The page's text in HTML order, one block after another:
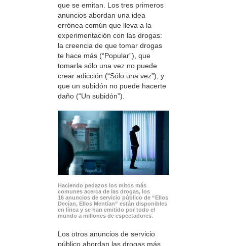
que se emitan. Los tres primeros
anuncios abordan una idea
errónea común que lleva a la
experimentación con las drogas:
la creencia de que tomar drogas
te hace más (“Popular”), que
tomarla sólo una vez no puede
crear adicción (“Sólo una vez”), y
que un subidón no puede hacerte
daño (“Un subidón”).
Haciendo pedazos los mitos más
comunes acerca de las drogas, los
16 anuncios de servicio público de “Ellos
Decían, Ellos Mentían” están disponibles
en línea y se han emitido por todo el
mundo a millones de espectadores.
Los otros anuncios de servicio
público abordan las drogas más